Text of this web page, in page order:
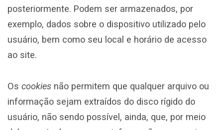
posteriormente. Podem ser armazenados, por
exemplo, dados sobre o dispositivo utilizado pelo
usuário, bem como seu local e horário de acesso
ao site.
Os cookies não permitem que qualquer arquivo ou
informação sejam extraídos do disco rígido do
usuário, não sendo possível, ainda, que, por meio